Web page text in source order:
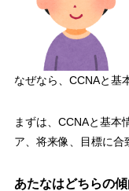
なぜなら、CCNAと基
まずは、CCNAと基本
ア、将来像、目標に合
あたなはどちらの